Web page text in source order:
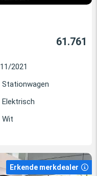
61.761
11/2021
Stationwagen
Elektrisch
Wit
Erkende merkdealer